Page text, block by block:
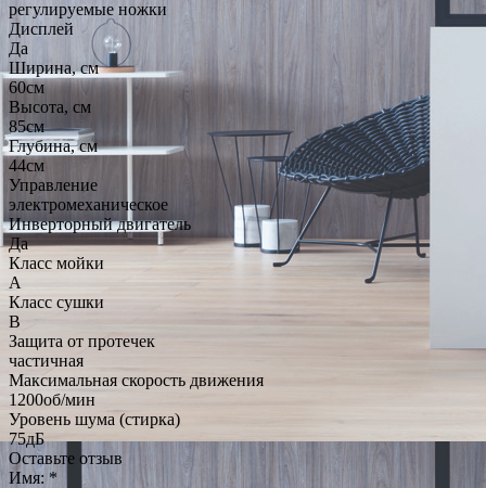
регулируемые ножки
Дисплей
Да
Ширина, см
60см
Высота, см
85см
Глубина, см
44см
Управление
электромеханическое
Инверторный двигатель
Да
Класс мойки
A
Класс сушки
B
Защита от протечек
частичная
Максимальная скорость движения
1200об/мин
Уровень шума (стирка)
75дБ
Оставьте отзыв
Имя: *